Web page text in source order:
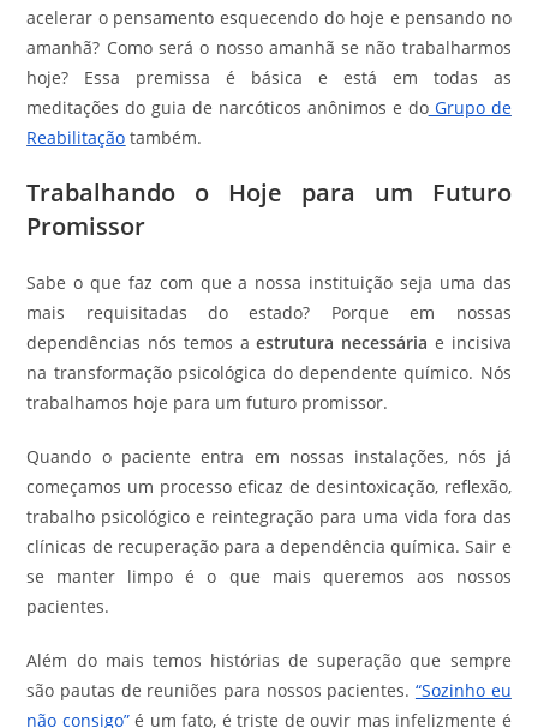
acelerar o pensamento esquecendo do hoje e pensando no
amanhã? Como será o nosso amanhã se não trabalharmos
hoje? Essa premissa é básica e está em todas as
meditações do guia de narcóticos anônimos e doGrupo de
Reabilitação também.
Trabalhando o Hoje para um Futuro
Promissor
Sabe o que faz com que a nossa instituição seja uma das
mais requisitadas do estado? Porque em nossas
dependências nós temos aestrutura necessária e incisiva
na transformação psicológica do dependente químico. Nós
trabalhamos hoje para um futuro promissor.
Quando o paciente entra em nossas instalações, nós já
começamos um processo eficaz de desintoxicação, reflexão,
trabalho psicológico e reintegração para uma vida fora das
clínicas de recuperação para a dependência química. Sair e
se manter limpo é o que mais queremos aos nossos
pacientes.
Além do mais temos histórias de superação que sempre
são pautas de reuniões para nossos pacientes. “Sozinho eu
não consigo”é um fato, é triste de ouvir mas infelizmente é